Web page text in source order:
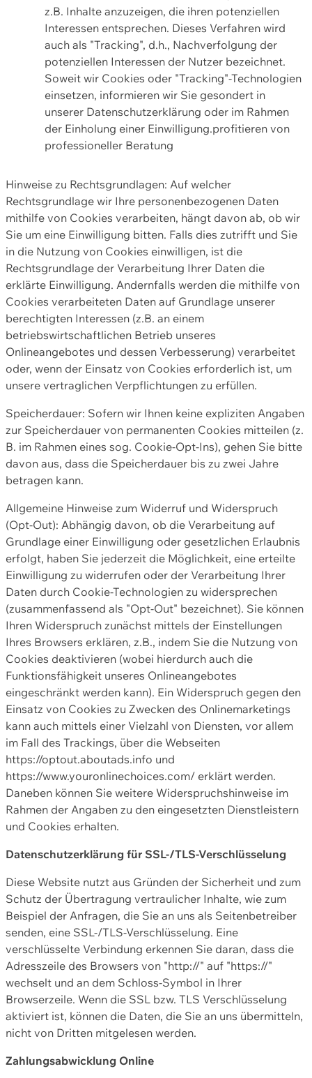
z.B. Inhalte anzuzeigen, die ihren potenziellen
Interessen entsprechen. Dieses Verfahren wird
auch als "Tracking", d.h., Nachverfolgung der
potenziellen Interessen der Nutzer bezeichnet.
Soweit wir Cookies oder "Tracking"-Technologien
einsetzen, informieren wir Sie gesondert in
unserer Datenschutzerklärung oder im Rahmen
der Einholung einer Einwilligung.profitieren von
professioneller Beratung
Hinweise zu Rechtsgrundlagen: Auf welcher
Rechtsgrundlage wir Ihre personenbezogenen Daten
mithilfe von Cookies verarbeiten, hängt davon ab, ob wir
Sie um eine Einwilligung bitten. Falls dies zutrifft und Sie
in die Nutzung von Cookies einwilligen, ist die
Rechtsgrundlage der Verarbeitung Ihrer Daten die
erklärte Einwilligung. Andernfalls werden die mithilfe von
Cookies verarbeiteten Daten auf Grundlage unserer
berechtigten Interessen (z.B. an einem
betriebswirtschaftlichen Betrieb unseres
Onlineangebotes und dessen Verbesserung) verarbeitet
oder, wenn der Einsatz von Cookies erforderlich ist, um
unsere vertraglichen Verpflichtungen zu erfüllen.
Speicherdauer: Sofern wir Ihnen keine expliziten Angaben
zur Speicherdauer von permanenten Cookies mitteilen (z.
B. im Rahmen eines sog. Cookie-Opt-Ins), gehen Sie bitte
davon aus, dass die Speicherdauer bis zu zwei Jahre
betragen kann.
Allgemeine Hinweise zum Widerruf und Widerspruch
(Opt-Out): Abhängig davon, ob die Verarbeitung auf
Grundlage einer Einwilligung oder gesetzlichen Erlaubnis
erfolgt, haben Sie jederzeit die Möglichkeit, eine erteilte
Einwilligung zu widerrufen oder der Verarbeitung Ihrer
Daten durch Cookie-Technologien zu widersprechen
(zusammenfassend als "Opt-Out" bezeichnet). Sie können
Ihren Widerspruch zunächst mittels der Einstellungen
Ihres Browsers erklären, z.B., indem Sie die Nutzung von
Cookies deaktivieren (wobei hierdurch auch die
Funktionsfähigkeit unseres Onlineangebotes
eingeschränkt werden kann). Ein Widerspruch gegen den
Einsatz von Cookies zu Zwecken des Onlinemarketings
kann auch mittels einer Vielzahl von Diensten, vor allem
im Fall des Trackings, über die Webseiten
https://optout.aboutads.info und
https://www.youronlinechoices.com/ erklärt werden.
Daneben können Sie weitere Widerspruchshinweise im
Rahmen der Angaben zu den eingesetzten Dienstleistern
und Cookies erhalten.
Datenschutzerklärung für SSL-/TLS-Verschlüsselung
Diese Website nutzt aus Gründen der Sicherheit und zum
Schutz der Übertragung vertraulicher Inhalte, wie zum
Beispiel der Anfragen, die Sie an uns als Seitenbetreiber
senden, eine SSL-/TLS-Verschlüsselung. Eine
verschlüsselte Verbindung erkennen Sie daran, dass die
Adresszeile des Browsers von "http://" auf "https://"
wechselt und an dem Schloss-Symbol in Ihrer
Browserzeile. Wenn die SSL bzw. TLS Verschlüsselung
aktiviert ist, können die Daten, die Sie an uns übermitteln,
nicht von Dritten mitgelesen werden.
Zahlungsabwicklung Online